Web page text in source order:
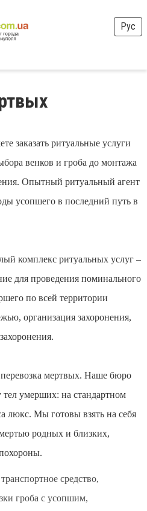
Рус
заказать ритуальные услуги
венков и гроба до монтажа
Опытный ритуальный агент
усопшего в последний путь в
комплекс ритуальных услуг –
для проведения поминального
по всей территории
организация захоронения,
мертвых. Наше бюро
тел умерших: на стандартном
люкс. Мы готовы взять на себя
родных и близких,
средство,
гроба с усопшим,